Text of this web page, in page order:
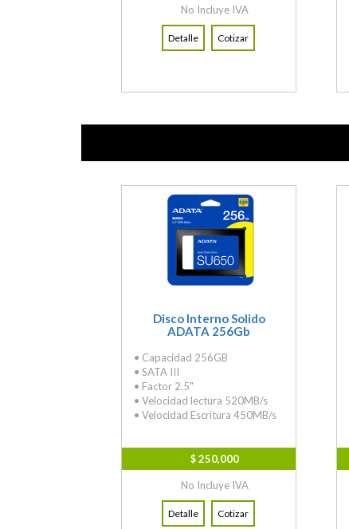
No Incluye IVA
Detalle Cotizar
Disco Interno Solido
ADATA 256Gb
• Capacidad 256GB
• SATA III
• Factor 2.5"
• Velocidad lectura 520MB/s
• Velocidad Escritura 450MB/s
$ 250,000
No Incluye IVA
Detalle Cotizar